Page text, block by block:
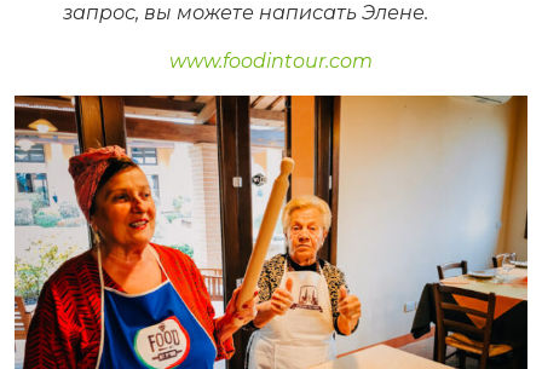
запрос, вы можете написать Элене.
www.foodintour.com